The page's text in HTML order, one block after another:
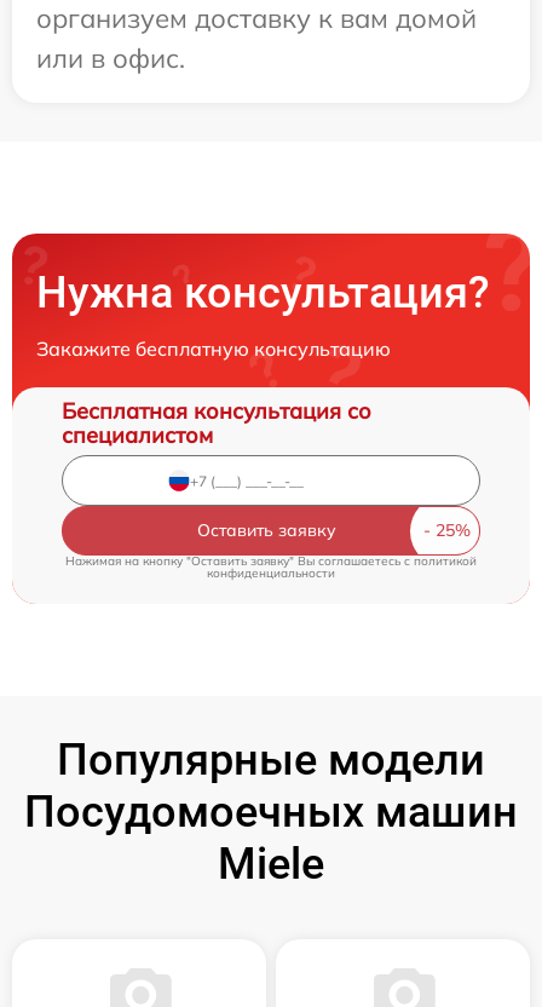
организуем доставку к вам домой
или в офис.
Нужна консультация?
Закажите бесплатную консультацию
Бесплатная консультация со
специалистом
Оставить заявку
Нажимая на кнопку "Оставить заявку" Вы соглашаетесь cполитикой
конфиденциальности
Популярные модели
Посудомоечных машин
Miele